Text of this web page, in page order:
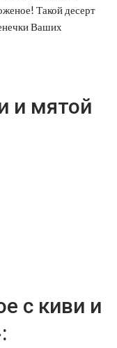
Такой десерт
Ваших
и мятой
с киви и